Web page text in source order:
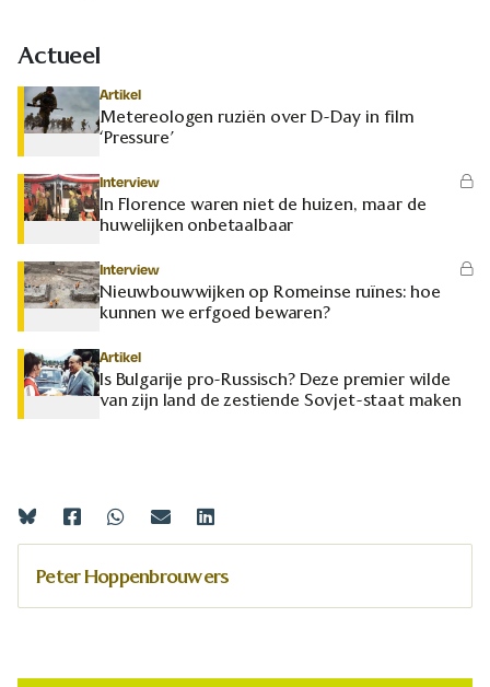
Actueel
Artikel
Metereologen ruziën over D-Day in film
‘Pressure’
Interview
In Florence waren niet de huizen, maar de
huwelijken onbetaalbaar
Interview
Nieuwbouwwijken op Romeinse ruïnes: hoe
kunnen we erfgoed bewaren?
Artikel
Is Bulgarije pro-Russisch? Deze premier wilde
van zijn land de zestiende Sovjet-staat maken
Peter Hoppenbrouwers